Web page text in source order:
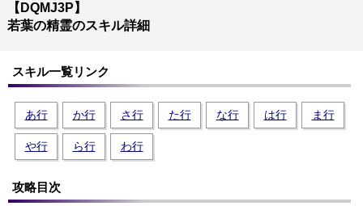
【DQMJ3P】
若葉の精霊のスキル詳細
スキル一覧リンク
あ行 か行 さ行 た行 な行 は行 ま行
や行 ら行 わ行
攻略目次